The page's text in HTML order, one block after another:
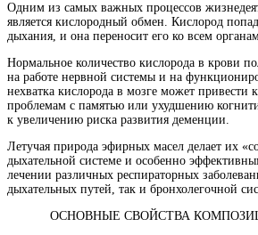
Одним из самых важных процессов
является кислородный обмен. Кислород
дыхания, и она переносит его ко всем
Нормальное количество кислорода в крови
на работе нервной системы и на
нехватка кислорода в мозге может привести
проблемам с памятью или ухудшению
к увеличению риска развития деменции.
Летучая природа эфирных масел делает их
дыхательной системе и особенно
лечении различных респираторных
дыхательных путей, так и бронхолегочной
ОСНОВНЫЕ СВОЙСТВА